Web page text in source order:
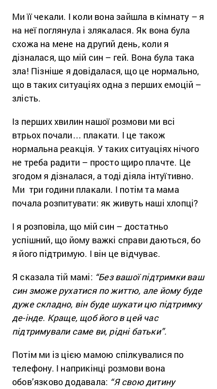
Ми її чекали. І коли вона зайшла в кімнату – я
на неї поглянула і злякалася. Як вона була
схожа на мене на другий день, коли я
дізналася, що мій син – гей. Вона була така
зла! Пізніше я довідалася, що це нормально,
що в таких ситуаціях одна з перших емоцій –
злість.
Із перших хвилин нашої розмови ми всі
втрьох почали… плакати. І це також
нормальна реакція. У таких ситуаціях нічого
не треба радити – просто щиро плачте. Це
згодом я дізналася, а тоді діяла інтуїтивно.
Ми три години плакали. І потім та мама
почала розпитувати: як живуть наші хлопці?
І я розповіла, що мій син – достатньо
успішний, що йому важкі справи даються, бо
я його підтримую. І він це відчуває.
Я сказала тій мамі: “Без вашої підтримки ваш
син зможе рухатися по життю, але йому буде
дуже складно, він буде шукати цю підтримку
де-інде. Краще, щоб його в цей час
підтримували саме ви, рідні батьки”.
Потім ми із цією мамою спілкувалися по
телефону. І наприкінці розмови вона
обов’язково додавала: “Я свою дитину